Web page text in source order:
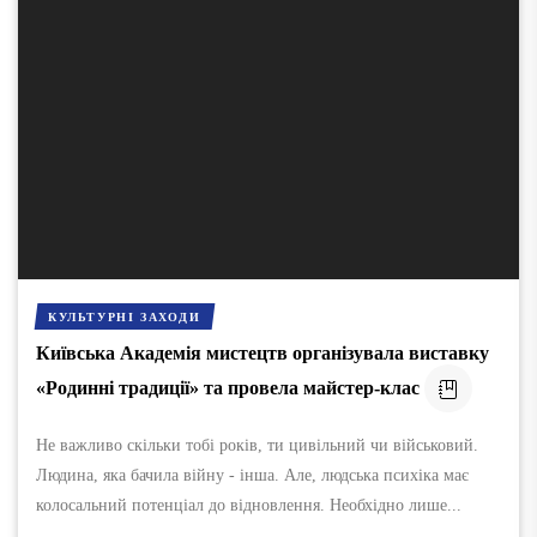
КУЛЬТУРНІ ЗАХОДИ
Київська Академія мистецтв організувала виставку
«Родинні традиції» та провела майстер-клас
Не важливо скільки тобі років, ти цивільний чи військовий.
Людина, яка бачила війну - інша. Але, людська психіка має
колосальний потенціал до відновлення. Необхідно лише...